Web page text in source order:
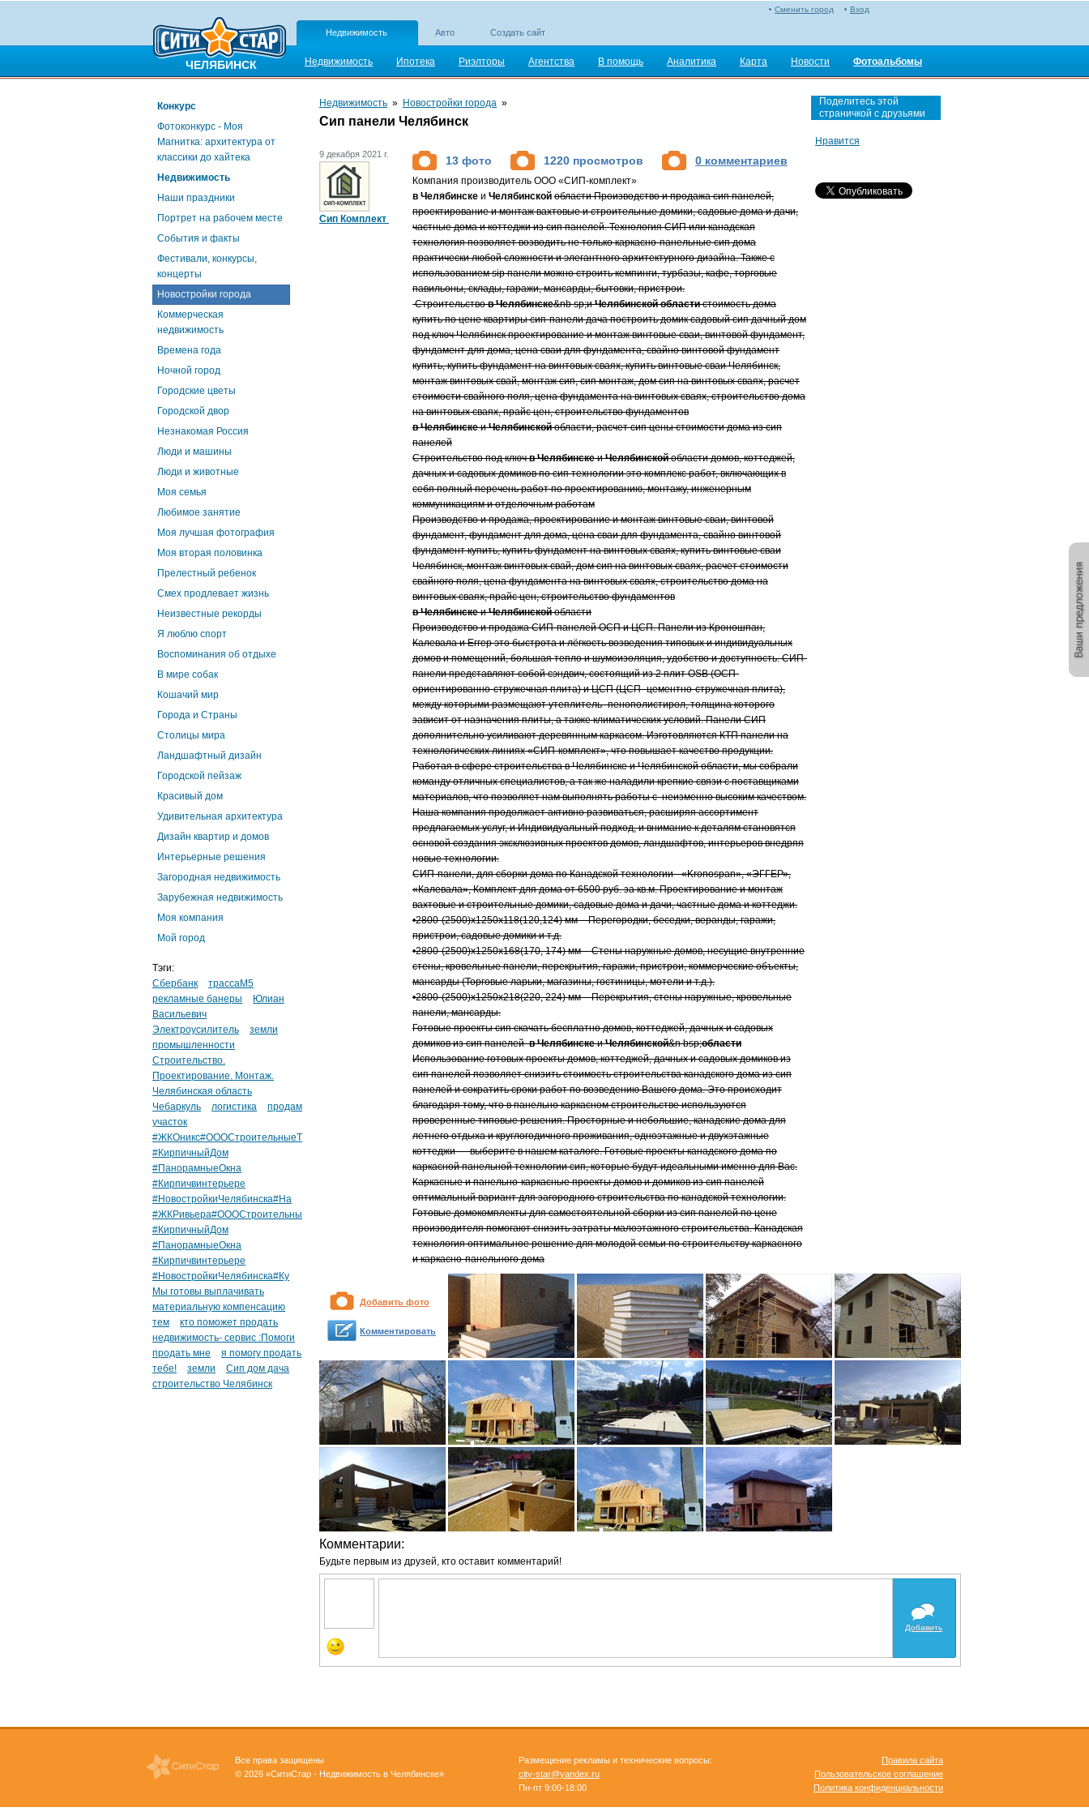
ЧЕЛЯБИНСК
Вход
Сменить город
Недвижимость Авто Создать сайт
Недвижимость Ипотека Риэлторы Агентства В помощь Аналитика Карта Новости Фотоальбомы
Конкурс
Фотоконкурс - Моя
Магнитка: архитектура от
классики до хайтека
Недвижимость
Наши праздники
Портрет на рабочем месте
События и факты
Фестивали, конкурсы,
концерты
Новостройки города
Коммерческая
недвижимость
Времена года
Ночной город
Городские цветы
Городской двор
Незнакомая Россия
Люди и машины
Люди и животные
Моя семья
Любимое занятие
Моя лучшая фотография
Моя вторая половинка
Прелестный ребенок
Смех продлевает жизнь
Неизвестные рекорды
Я люблю спорт
Воспоминания об отдыхе
В мире собак
Кошачий мир
Города и Страны
Столицы мира
Ландшафтный дизайн
Городской пейзаж
Красивый дом
Удивительная архитектура
Дизайн квартир и домов
Интерьерные решения
Загородная недвижимость
Зарубежная недвижимость
Моя компания
Мой город
Тэги:
Сбербанк
трассаМ5
рекламные банеры
Юлиан
Васильевич
Электроусилитель
земли
промышленности
Строительство.
Проектирование. Монтаж.
Челябинская область
Чебаркуль
логистика
продам
участок
#ЖКОникс#ОООСтроительныеТ
#КирпичныйДом
#ПанорамныеОкна
#Кирпичвинтерьере
#НовостройкиЧелябинска#На
#ЖКРивьера#ОООСтроительны
#КирпичныйДом
#ПанорамныеОкна
#Кирпичвинтерьере
#НовостройкиЧелябинска#Ку
Мы готовы выплачивать
материальную компенсацию
тем
кто поможет продать
недвижимость- сервис :Помоги
продать мне
я помогу продать
тебе!
земли
Сип дом дача
строительство Челябинск
Недвижимость » Новостройки города »
Сип панели Челябинск
9 декабря 2021 г.
Сип Комплект
13 фото 1220 просмотров 0 комментариев
Компания производитель ООО «СИП-комплект»
в Челябинске и Челябинской области Производство и продажа сип панелей,
проектирование и монтаж вахтовые и строительные домики, садовые дома и дачи,
частные дома и коттеджи из сип панелей. Технология СИП или канадская
технология позволяет возводить не только каркасно-панельные сип дома
практически любой сложности и элегантного архитектурного дизайна. Также с
использованием sip панели можно строить кемпинги, турбазы, кафе, торговые
павильоны, склады, гаражи, мансарды, бытовки, пристрои.
Строительствов Челябинске&nb sp;иЧелябинской областистоимость дома
купить по цене квартиры сип-панели дача построить домик садовый сип дачный дом
под ключ Челябинск проектирование и монтаж винтовые сваи, винтовой фундамент,
фундамент для дома, цена сваи для фундамента, свайно винтовой фундамент
купить, купить фундамент на винтовых сваях, купить винтовые сваи Челябинск,
монтаж винтовых свай, монтаж сип, сип монтаж, дом сип на винтовых сваях, расчет
стоимости свайного поля, цена фундамента на винтовых сваях, строительство дома
на винтовых сваях, прайс цен, строительство фундаментов
в ЧелябинскеиЧелябинской области, расчет сип цены стоимости дома из сип
панелей
Строительство под ключв ЧелябинскеиЧелябинской области домов, коттеджей,
дачных и садовых домиков по сип технологии это комплекс работ, включающих в
себя полный перечень работ по проектированию, монтажу, инженерным
коммуникациям и отделочным работам
Производство и продажа, проектирование и монтаж винтовые сваи, винтовой
фундамент, фундамент для дома, цена сваи для фундамента, свайно винтовой
фундамент купить, купить фундамент на винтовых сваях, купить винтовые сваи
Челябинск, монтаж винтовых свай, дом сип на винтовых сваях, расчет стоимости
свайного поля, цена фундамента на винтовых сваях, строительство дома на
винтовых сваях, прайс цен, строительство фундаментов
в ЧелябинскеиЧелябинской области
Производство и продажа СИП-панелей ОСП и ЦСП. Панели из Кроношпан,
Калевала и Еггер это быстрота и лёгкость возведения типовых и индивидуальных
домов и помещений, большая тепло и шумоизоляция, удобство и доступность. СИП-
панели представляют собой сэндвич, состоящий из 2 плит OSB (ОСП-
ориентированно-стружечная плита) и ЦСП (ЦСП- цементно-стружечная плита),
между которыми размещают утеплитель -пенополистирол, толщина которого
зависит от назначения плиты, а также климатических условий. Панели СИП
дополнительно усиливают деревянным каркасом. Изготовляются КТП панели на
технологических линиях «СИП-комплект», что повышает качество продукции.
Работая в сфере строительства в Челябинске и Челябинской области, мы собрали
команду отличных специалистов, а так же наладили крепкие связи с поставщиками
материалов, что позволяет нам выполнять работы с неизменно высоким качеством.
Наша компания продолжает активно развиваться, расширяя ассортимент
предлагаемых услуг, и Индивидуальный подход, и внимание к деталям становятся
основой создания эксклюзивных проектов домов, ландшафтов, интерьеров внедряя
новые технологии.
СИП-панели, для сборки дома по Канадской технологии - «Kronospan», «ЭГГЕР»,
«Калевала», Комплект для дома от 6500 руб. за кв.м. Проектирование и монтаж
вахтовые и строительные домики, садовые дома и дачи, частные дома и коттеджи.
•2800-(2500)х1250х118(120,124) мм – Перегородки, беседки, веранды, гаражи,
пристрои, садовые домики и т.д.
•2800-(2500)х1250х168(170, 174) мм – Стены наружные домов, несущие внутренние
стены, кровельные панели, перекрытия, гаражи, пристрои, коммерческие объекты,
мансарды (Торговые ларьки, магазины, гостиницы, мотели и т.д.).
•2800-(2500)х1250х218(220, 224) мм – Перекрытия, стены наружные, кровельные
панели, мансарды.
Готовые проекты сип скачать бесплатно домов, коттеджей, дачных и садовых
домиков из сип панелейв ЧелябинскеиЧелябинской&n bsp;области
Использование готовых проекты домов, коттеджей, дачных и садовых домиков из
сип панелей позволяет снизить стоимость строительства канадского дома из сип
панелей и сократить сроки работ по возведению Вашего дома. Это происходит
благодаря тому, что в панельно каркасном строительстве используются
проверенные типовые решения. Просторные и небольшие, канадские дома для
летнего отдыха и круглогодичного проживания, одноэтажные и двухэтажные
коттеджи — выберите в нашем каталоге. Готовые проекты канадского дома по
каркасной панельной технологии сип, которые будут идеальными именно для Вас.
Каркасные и панельно-каркасные проекты домов и домиков из сип панелей
оптимальный вариант для загородного строительства по канадской технологии.
Готовые домокомплекты для самостоятельной сборки из сип панелей по цене
производителя помогают снизить затраты малоэтажного строительства. Канадская
технология оптимальное решение для молодой семьи по строительству каркасного
и каркасно-панельного дома
Поделитесь этой
страничкой с друзьями
Нравится
Добавить фото
Комментировать
Комментарии:
Будьте первым из друзей, кто оставит комментарий!
Добавить
Все права защищены
© 2026 «СитиСтар - Недвижимость в Челябинске»
Размещение рекламы и технические вопросы:
city-star@yandex.ru
Пн-пт 9:00-18:00
Правила сайта
Пользовательское соглашение
Политика конфиденциальности